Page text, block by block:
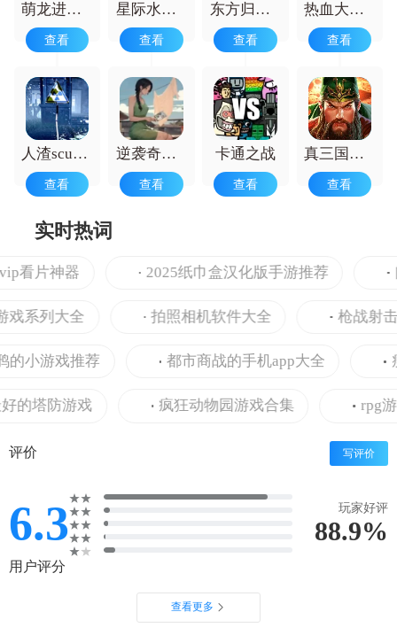
萌龙进化论
查看
星际水手手机版
查看
东方归言录最新版
查看
热血大乱斗功夫街头之战
查看
人渣scum生存
查看
逆袭奇遇记最新版
查看
卡通之战
查看
真三国快打游戏
查看
实时热词
片神器 2025纸巾盒汉化版手游推荐 阅
列大全 拍照相机软件大全 枪战射击游
游戏推荐 都市商战的手机app大全 瘦
塔防游戏 疯狂动物园游戏合集 rpg游戏
评价 写评价
6.3 玩家好评
88.9%
用户评分
查看更多